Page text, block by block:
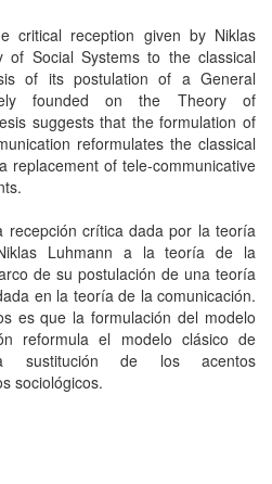
critical reception given by Niklas
of Social Systems to the classical
of its postulation of a General
founded on the Theory of
suggests that the formulation of
reformulates the classical
replacement of tele-communicative
recepción crítica dada por la teoría
Luhmann a la teoría de la
de su postulación de una teoría
en la teoría de la comunicación.
es que la formulación del modelo
reformula el modelo clásico de
sustitución de los acentos
sociológicos.